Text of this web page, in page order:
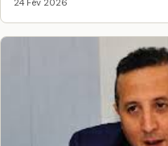
24 Fév 2026